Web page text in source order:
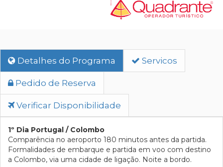
Detalhes do Programa Servicos
Pedido de Reserva
Verificar Disponibilidade
1º Dia Portugal / Colombo
Comparência no aeroporto 180 minutos antes da partida.
Formalidades de embarque e partida em voo com destino
a Colombo, via uma cidade de ligação. Noite a bordo.